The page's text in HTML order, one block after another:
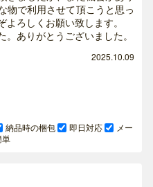
物で利用させて頂こうと思っ
ろしくお願い致します。
ありがとうございました。
2025.10.09
納品時の梱包 即日対応
メー